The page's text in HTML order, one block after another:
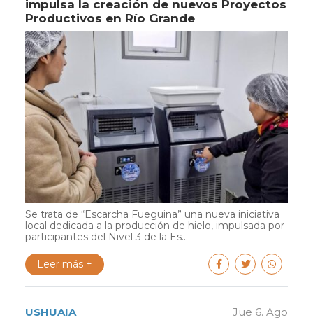
impulsa la creación de nuevos Proyectos
Productivos en Río Grande
Se trata de “Escarcha Fueguina” una nueva iniciativa
local dedicada a la producción de hielo, impulsada por
participantes del Nivel 3 de la Es...
Leer más +
USHUAIA Jue 6. Ago